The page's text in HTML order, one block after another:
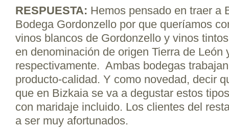
RESPUESTA: Hemos pensado en traer a
Bodega Gordonzello por que queríamos
vinos blancos de Gordonzello y vinos
en denominación de origen Tierra de León
respectivamente. Ambas bodegas
producto-calidad. Y como novedad, decir
que en Bizkaia se va a degustar estos
con maridaje incluido. Los clientes del
a ser muy afortunados.